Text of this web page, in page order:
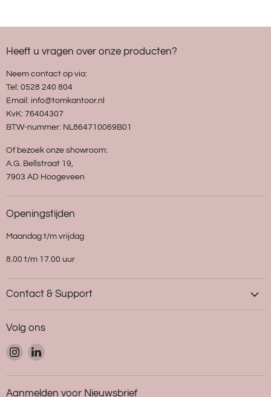
Heeft u vragen over onze producten?
Neem contact op via:
Tel: 0528 240 804
Email: info@tomkantoor.nl
KvK: 76404307
BTW-nummer: NL864710069B01
Of bezoek onze showroom:
A.G. Bellstraat 19,
7903 AD Hoogeveen
Openingstijden
Maandag t/m vrijdag
8.00 t/m 17.00 uur
Contact & Support
Volg ons
Vind
ons
op
Instagram
Vind
op
LinkedIn
Aanmelden voor Nieuwsbrief